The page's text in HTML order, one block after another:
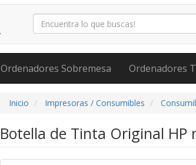
Ordenadores Sobremesa Ordenadores
Inicio Impresoras / Consumibles
Botella de Tinta Original HP